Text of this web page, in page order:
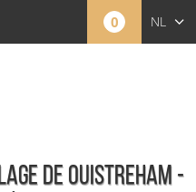
0 NL
DE OUISTREHAM -